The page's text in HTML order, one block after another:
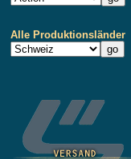
Alle Produktionsländer